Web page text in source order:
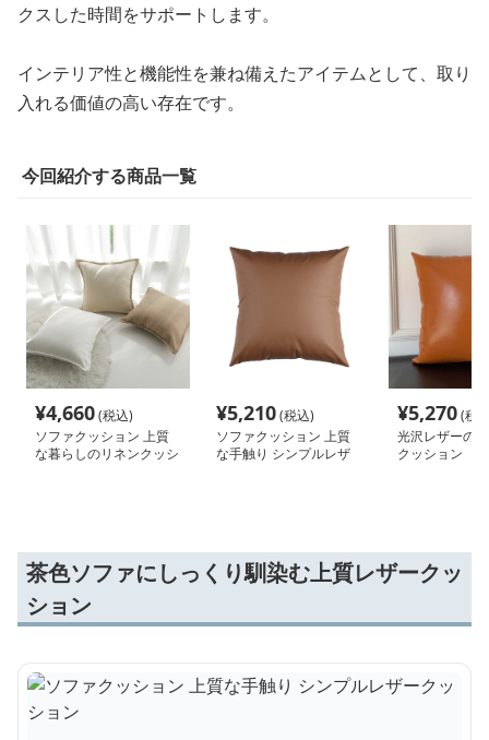
クスした時間をサポートします。
インテリア性と機能性を兼ね備えたアイテムとして、取り
入れる価値の高い存在です。
今回紹介する商品一覧
¥4,660(税込)
ソファクッション 上質
な暮らしのリネンクッシ
¥5,210(税込)
ソファクッション 上質
な手触り シンプルレザ
¥5,270(税
光沢レザーの
クッション
茶色ソファにしっくり馴染む上質レザークッ
ション